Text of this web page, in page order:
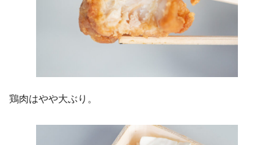
鶏肉はやや大ぶり。